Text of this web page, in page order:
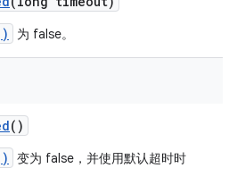
为 false。
()
变为 false，并使用默认超时时